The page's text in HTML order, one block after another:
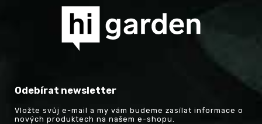
Odebírat newsletter
Vložte svůj e-mail a my vám budeme zasílat informace o
nových produktech na našem e-shopu.